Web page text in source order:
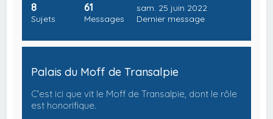
8
Sujets
61
Messages
sam. 25 juin 2022
Dernier message
Palais du Moff de Transalpie
C'est ici que vit le Moff de Transalpie, dont le rôle
est honorifique.